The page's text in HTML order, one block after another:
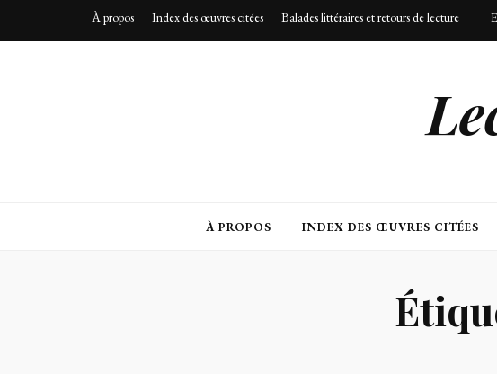
À propos Index des œuvres citées Balades littéraires et retours de lecture
À PROPOS INDEX DES ŒUVRES CITÉES